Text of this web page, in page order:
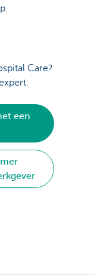
Care?
een